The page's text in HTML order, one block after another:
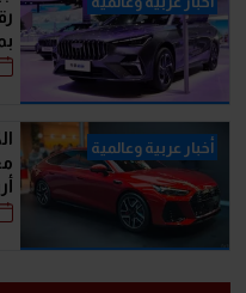
أخبار عربية وعالمية